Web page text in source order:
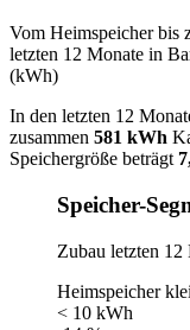
Vom Heimspeicher bis
letzten 12 Monate in
(kWh)
In den letzten 12
zusammen 581 kWh
Speichergröße beträgt
Speicher-
Zubau letzten
Heimspeicher
< 10 kWh